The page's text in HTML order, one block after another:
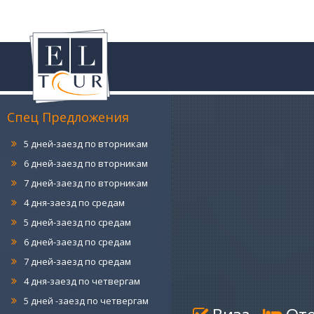
Спец Предложения
5 дней-заезд по понедельникам
6 дней-заезд по понедельникам
7 дней-заезд по понедельникам
4 дня-заезд по вторникам
5 дней-заезд по вторникам
6 дней-заезд по вторникам
7 дней-заезд по вторникам
4 дня-заезд по средам
5 дней-заезд по средам
6 дней-заезд по средам
7 дней-заезд по средам
4 дня-заезд по четвергам
5 дней -заезд по четвергам
6 дней-заезд по четвергам